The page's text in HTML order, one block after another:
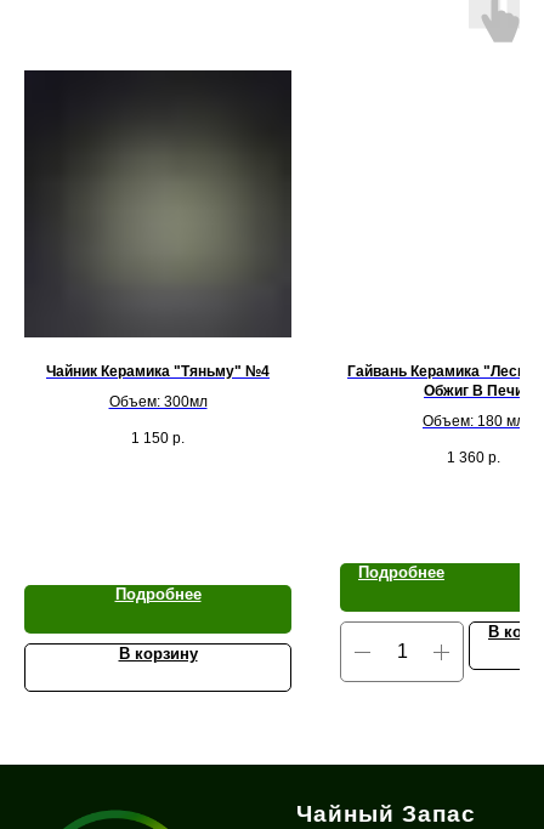
Чайник Керамика "Тяньму" №4
Объем: 300мл
1 150 р.
Подробнее
В корзину
Гайвань Керамика
Обжиг В Печи
Объем: 180 мл
1 360 р.
Подробнее
В
Чайный Запас